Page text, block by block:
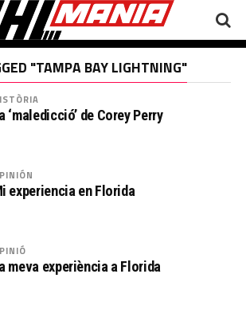
"TAMPA BAY LIGHTNING"
‘maledicció’ de Corey Perry
experiencia en Florida
meva experiència a Florida